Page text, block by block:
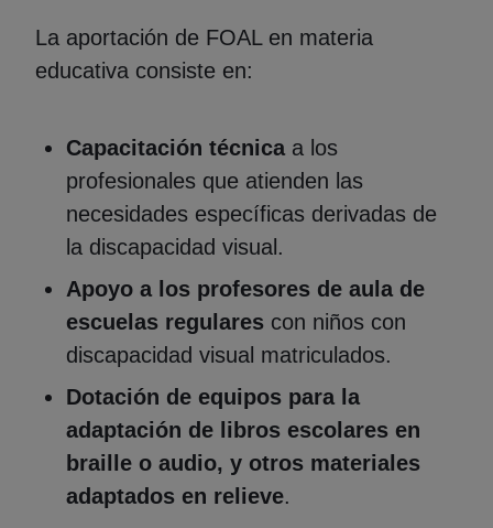
La aportación de FOAL en materia
educativa consiste en:
Capacitación técnica a los
profesionales que atienden las
necesidades específicas derivadas de
la discapacidad visual.
Apoyo a los profesores de aula de
escuelas regulares con niños con
discapacidad visual matriculados.
Dotación de equipos para la
adaptación de libros escolares en
braille o audio, y otros materiales
adaptados en relieve.